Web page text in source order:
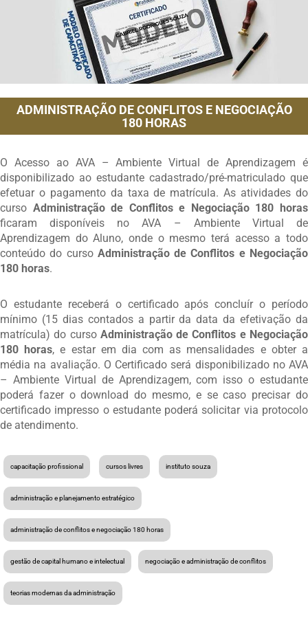
ADMINISTRAÇÃO DE CONFLITOS E NEGOCIAÇÃO
180 HORAS
O Acesso ao AVA – Ambiente Virtual de Aprendizagem é
disponibilizado ao estudante cadastrado/pré-matriculado que
efetuar o pagamento da taxa de matrícula. As atividades do
curso Administração de Conflitos e Negociação 180 horas
ficaram disponíveis no AVA – Ambiente Virtual de
Aprendizagem do Aluno, onde o mesmo terá acesso a todo
conteúdo do curso Administração de Conflitos e Negociação
180 horas.
O estudante receberá o certificado após concluír o período
mínimo (15 dias contados a partir da data da efetivação da
matrícula) do curso Administração de Conflitos e Negociação
180 horas, e estar em dia com as mensalidades e obter a
média na avaliação. O Certificado será disponibilizado no AVA
– Ambiente Virtual de Aprendizagem, com isso o estudante
poderá fazer o download do mesmo, e se caso precisar do
certificado impresso o estudante poderá solicitar via protocolo
de atendimento.
capacitação profissional cursos livres instituto souza
administração e planejamento estratégico
administração de conflitos e negociação 180 horas
gestão de capital humano e intelectual negociação e administração de conflitos
teorias modernas da administração